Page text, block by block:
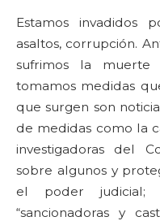
Estamos invadidos
asaltos, corrupción.
sufrimos la muerte
tomamos medidas
que surgen son
de medidas como la
investigadoras del
sobre algunos y
el poder judicial;
“sancionadoras y